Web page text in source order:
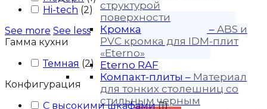
структурой
поверхности
Кромка
– ABS и
PVC кромка для IDM-плит
«Eterno»
Eterno RAF
Компакт-плиты – Материал
для тонких столешниц со
стильным черным
Hi-tech (2)
See more See less
Гамма кухни
Темная (2)
Конфигурация
С высокими шкафами (1)